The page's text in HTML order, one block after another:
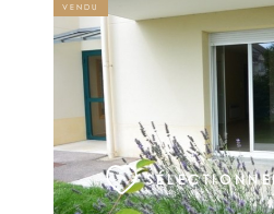
VENDU
VOIR LE